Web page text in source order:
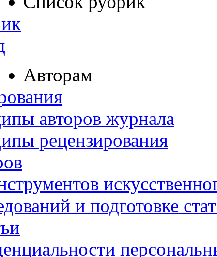
Авторам
авторов журнала
рецензирования
и подготовке